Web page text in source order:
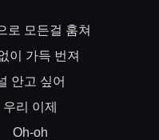
로 모든걸 훔쳐
이 가득 번져
안고 싶어
우리 이제
Oh-oh